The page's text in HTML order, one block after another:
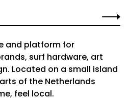
and platform for
surf hardware, art
Located on a small island
of the Netherlands
feel local.